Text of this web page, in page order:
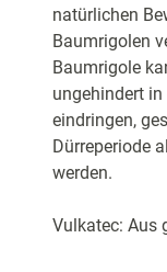
natürlichen
Baumrigolen
Baumrigole
ungehindert
eindringen,
Dürreperiode
werden.
Vulkatec: Aus